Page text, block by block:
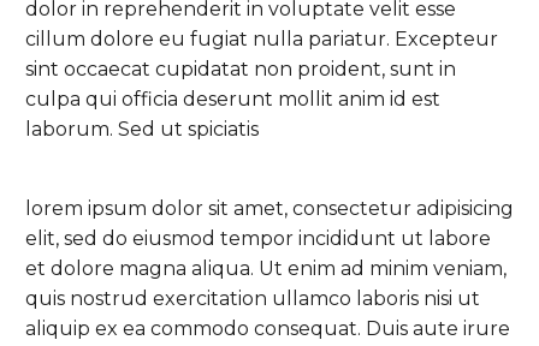
dolor in reprehenderit in voluptate velit esse
cillum dolore eu fugiat nulla pariatur. Excepteur
sint occaecat cupidatat non proident, sunt in
culpa qui officia deserunt mollit anim id est
laborum. Sed ut spiciatis
lorem ipsum dolor sit amet, consectetur adipisicing
elit, sed do eiusmod tempor incididunt ut labore
et dolore magna aliqua. Ut enim ad minim veniam,
quis nostrud exercitation ullamco laboris nisi ut
aliquip ex ea commodo consequat. Duis aute irure